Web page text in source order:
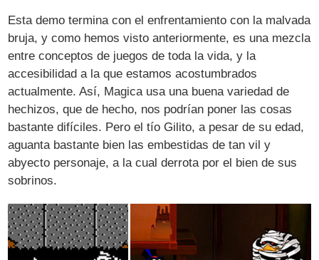
Esta demo termina con el enfrentamiento con la malvada
bruja, y como hemos visto anteriormente, es una mezcla
entre conceptos de juegos de toda la vida, y la
accesibilidad a la que estamos acostumbrados
actualmente. Así, Magica usa una buena variedad de
hechizos, que de hecho, nos podrían poner las cosas
bastante difíciles. Pero el tío Gilito, a pesar de su edad,
aguanta bastante bien las embestidas de tan vil y
abyecto personaje, a la cual derrota por el bien de sus
sobrinos.